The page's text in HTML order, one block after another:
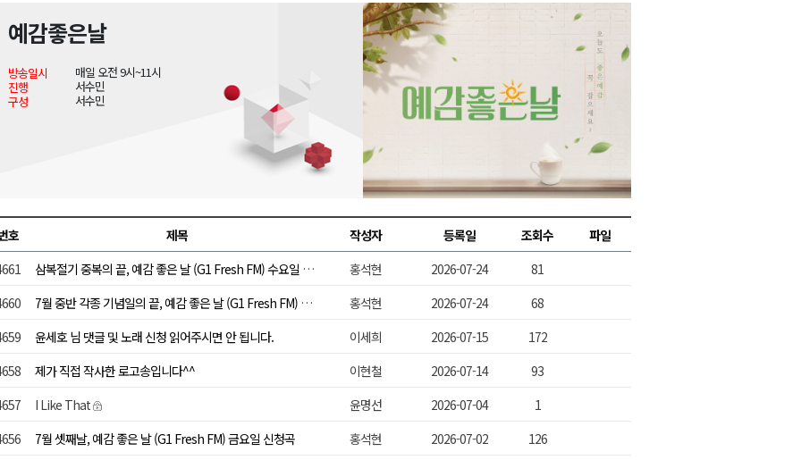
위 한풀 꺾여
2026년 08월 07일(금)
능시험 축소
2026년 08월 07일(금)
경제살리기 추진
2026년 08월 07일(금)
로 전면 통제
2026년 08월 07일(금)
2026년 08월 07일(금)
2026년 08월 07일(금)
2026년 08월 07일(금)
원사업 시행
2026년 08월 07일(금)
밀 안전 진단
2026년 08월 07일(금)
4.1km 지정
2026년 08월 07일(금)
예감좋은날
방송일시
매일 오전 9시~11시
진행
서수민
구성
서수민
호 제목 작성자 등록일 조회수
파일
삼복절기 중복의 끝, 예감 좋은 날 (G1 Fresh FM) 수요일 신청곡 홍석현 2026-07-24
81
7월 중반 각종 기념일의 끝, 예감 좋은 날 (G1 Fresh FM) 월요일 신청곡 홍석현 2026-07-24
68
윤세호 님 댓글 및 노래 신청 읽어주시면 안 됩니다. 이세희 2026-07-15
172
제가 직접 작사한 로고송입니다^^ 이현철 2026-07-14
93
I Like That 윤명선 2026-07-04
1
7월 셋째날, 예감 좋은 날 (G1 Fresh FM) 금요일 신청곡 홍석현 2026-07-02
126